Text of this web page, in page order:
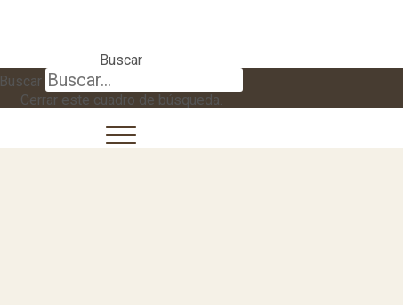
Buscar
Buscar
Cerrar este cuadro de búsqueda.